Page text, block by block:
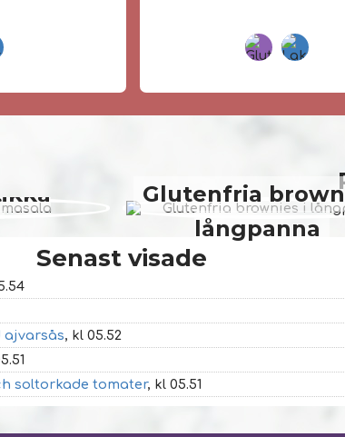
Glutenfria
långpanna
Senast visade
ajvarsås, kl 05.52
soltorkade tomater, kl 05.51